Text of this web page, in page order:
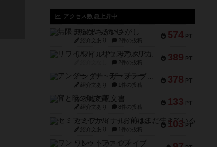
アクセス数 急上昇中
574 PT
無限まちがいさがし
紹介文あり 2件の投稿
389 PT
リワイルド：サウスアメリカ
2件の投稿
378 PT
アンダー・ザ・テーブラー
紹介文あり 1件の投稿
133 PT
宵と暁の呪文書
紹介文あり 8件の投稿
103 PT
セミファイナル ～お前はまだ生きている～
紹介文あり 1件の投稿
ワン・トゥ・ファイブ